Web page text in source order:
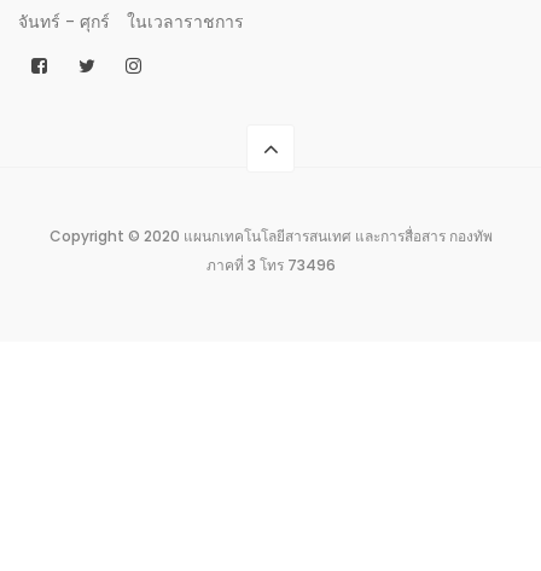
จันทร์ - ศุกร์ ในเวลาราชการ
Copyright © 2020 แผนกเทคโนโลยีสารสนเทศ และการสื่อสาร กองทัพ
ภาคที่ 3 โทร 73496